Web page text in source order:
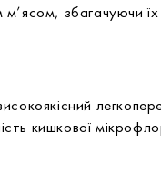
м’ясом,
кишкової